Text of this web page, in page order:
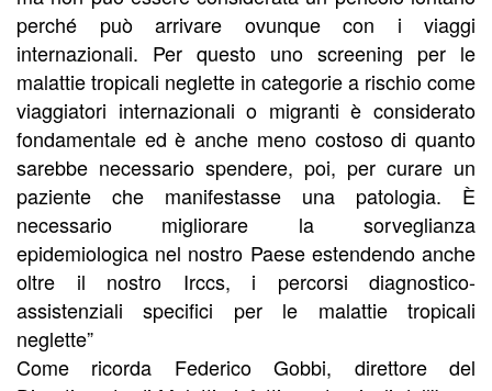
perché può arrivare ovunque con i viaggi
internazionali. Per questo uno screening per le
malattie tropicali neglette in categorie a rischio come
viaggiatori internazionali o migranti è considerato
fondamentale ed è anche meno costoso di quanto
sarebbe necessario spendere, poi, per curare un
paziente che manifestasse una patologia. È
necessario migliorare la sorveglianza
epidemiologica nel nostro Paese estendendo anche
oltre il nostro Irccs, i percorsi diagnostico-
assistenziali specifici per le malattie tropicali
neglette”
Come ricorda Federico Gobbi, direttore del